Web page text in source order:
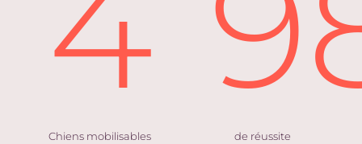
Chiens mobilisables de réussite